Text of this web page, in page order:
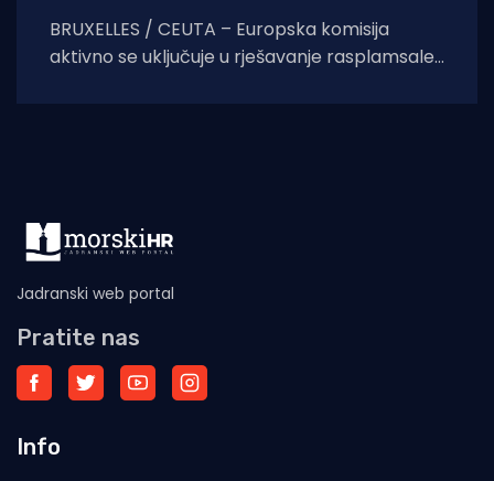
BRUXELLES / CEUTA – Europska komisija
aktivno se uključuje u rješavanje rasplamsale
Jadranski web portal
Pratite nas
Info